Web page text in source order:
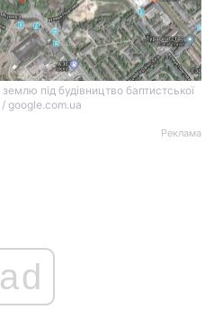
під будівництво баптистської
google.com.ua
Реклама
ad